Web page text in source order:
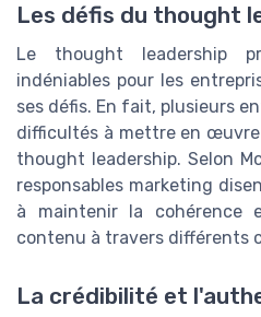
Les défis du thought
Le thought leadership
indéniables pour les
ses défis. En fait, plusieurs
difficultés à mettre en
thought leadership. Selon
responsables marketing
à maintenir la cohérence
contenu à travers différents
La crédibilité et